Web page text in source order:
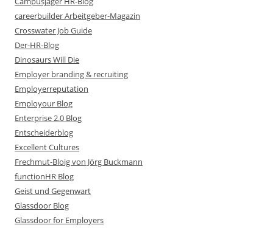
careerbuilder Arbeitgeber-Magazin
Crosswater Job Guide
Der-HR-Blog
Dinosaurs Will Die
Employer branding & recruiting
Employerreputation
Employour Blog
Enterprise 2.0 Blog
Entscheiderblog
Excellent Cultures
Frechmut-Bloig von Jörg Buckmann
functionHR Blog
Geist und Gegenwart
Glassdoor Blog
Glassdoor for Employers